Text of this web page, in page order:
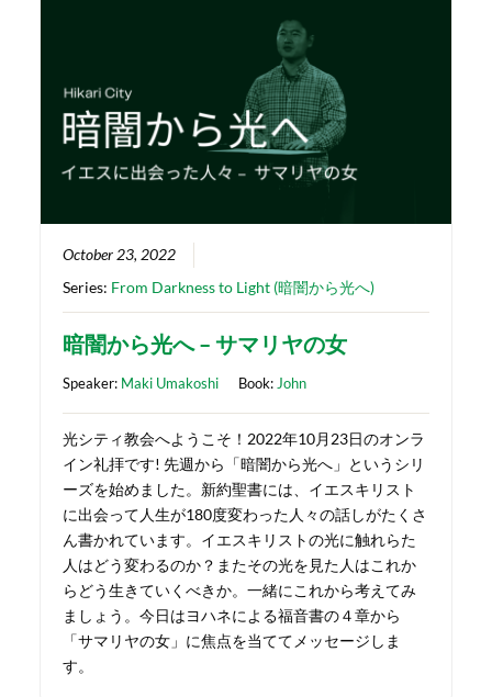
October 23, 2022
Series: From Darkness to Light (暗闇から光へ)
暗闇から光へ – サマリヤの女
Speaker: Maki Umakoshi Book: John
光シティ教会へようこそ！2022年10月23日のオンラ
イン礼拝です! 先週から「暗闇から光へ」というシリ
ーズを始めました。新約聖書には、イエスキリスト
に出会って人生が180度変わった人々の話しがたくさ
ん書かれています。イエスキリストの光に触れらた
人はどう変わるのか？またその光を見た人はこれか
らどう生きていくべきか。一緒にこれから考えてみ
ましょう。今日はヨハネによる福音書の４章から
「サマリヤの女」に焦点を当ててメッセージしま
す。